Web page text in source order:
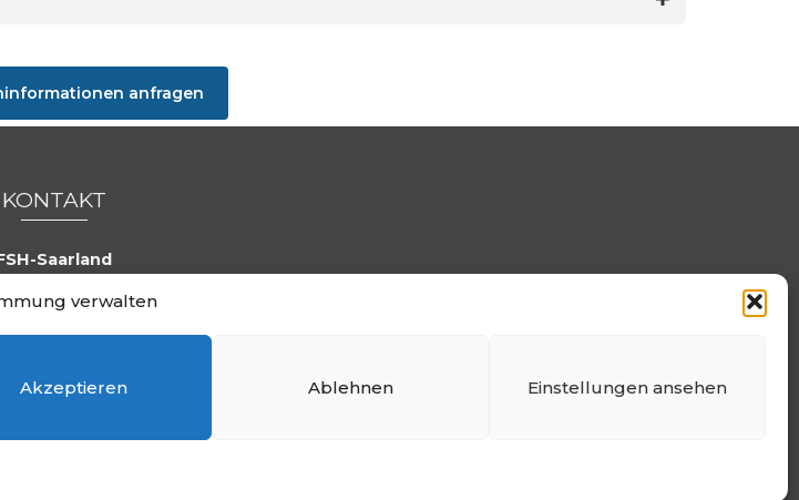
verwalten
Akzeptieren Ablehnen Einstellungen ansehen
anfragen
KONTAKT
Saarland
Saarbrücken
info@e-fsh.de